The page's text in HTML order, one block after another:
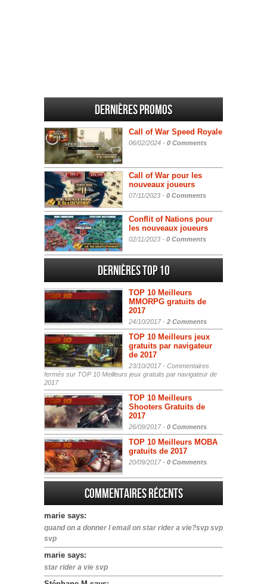
Dernières promos
Call of War Speed Royale
06/02/2024 - 0 Comments
Call of War pour les
nouveaux joueurs
07/11/2023 - 0 Comments
Conflit of Nations pour
les nouveaux joueurs
02/11/2023 - 0 Comments
Dernières Top 10
TOP 10 Meilleurs
MMORPG gratuits de
2017
24/10/2017 - 2 Comments
TOP 10 Meilleurs jeux
gratuits par navigateur
de 2017
23/10/2017 - Commentaires
fermés sur TOP 10 Meilleurs jeux gratuits par navigateur de
2017
TOP 10 Meilleurs
Shooters Gratuits de
2017
26/09/2017 - 0 Comments
TOP 10 Meilleurs MOBA
gratuits de 2017
20/09/2017 - 0 Comments
Commentaires récents
marie says:
quand on a donner l email on star rider a vie?svp svp
svp
marie says:
star rider a vie svp